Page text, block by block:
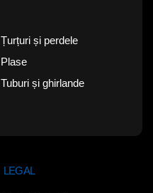
Țurțuri și perdele
Plase
Tuburi și ghirlande
LEGAL